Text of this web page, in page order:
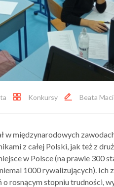
Konkursy Beata
w międzynarodowych
z całej Polski, jak też z
w Polsce (na prawie 300
1000 rywalizujących). Ich
rosnącym stopniu trudności,